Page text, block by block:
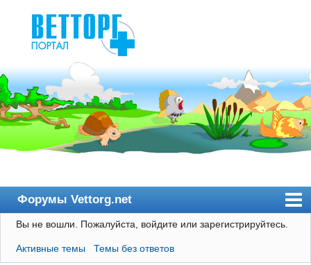
Форумы Vettorg.net
Главная
Пользователи
Вы не вошли. Пожалуйста, войдите или зарегистрируйтесь.
Активные темы Темы без ответов